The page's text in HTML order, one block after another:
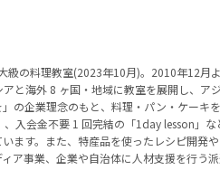
級の料理教室(2023年10月)。2010年12月
と海外 8 ヶ国・地域に教室を展開し、ア
の企業理念のもと、料理・パン・ケーキ
入会金不要 1 回完結の「1day lesson」な
ます。また、特産品を使ったレシピ開発
ア事業、企業や自治体に人材支援を行う